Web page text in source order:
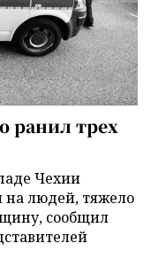
ранил трех
Чехии
людей, тяжело
сообщил